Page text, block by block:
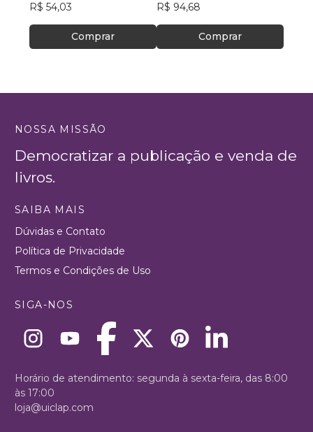
R$ 54,03
Comprar
R$ 94,68
Comprar
NOSSA MISSÃO
Democratizar a publicação e venda de
livros.
SAIBA MAIS
Dúvidas e Contato
Política de Privacidade
Termos e Condições de Uso
SIGA-NOS
Horário de atendimento: segunda à sexta-feira, das 8:00
às 17:00
loja@uiclap.com